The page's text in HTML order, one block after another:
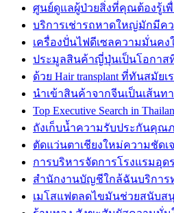
ศูนย์ดูแลผู้ป่วยสิ่งที่คุณต้องรู้
บริการเช่ารถหาดใหญ่มักมีค
เครื่องปั่นไฟดีเซลความมั่นคง
ประมูลสินค้าญี่ปุ่นเป็นโอกาส
ด้วย Hair transplant ที่ทันสมั
นำเข้าสินค้าจากจีนเป็นเส้น
Top Executive Search in
ถังเก็บน้ำความรับประกันคุณ
ตัดแว่นตาเชียงใหม่ความชัด
การบริหารจัดการโรงแรมอุดร
สำนักงานบัญชีใกล้ฉันบริการ
เมโสแฟตลดไขมันช่วยสนับส